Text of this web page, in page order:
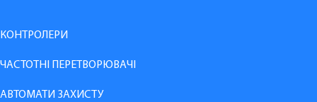
КОНТРОЛЕРИ
ЧАСТОТНІ ПЕРЕТВОРЮВАЧІ
АВТОМАТИ ЗАХИСТУ